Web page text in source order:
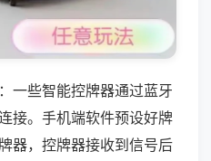
一些智能控牌器通过蓝牙
接。手机端软件预设好牌
器，控牌器接收到信号后